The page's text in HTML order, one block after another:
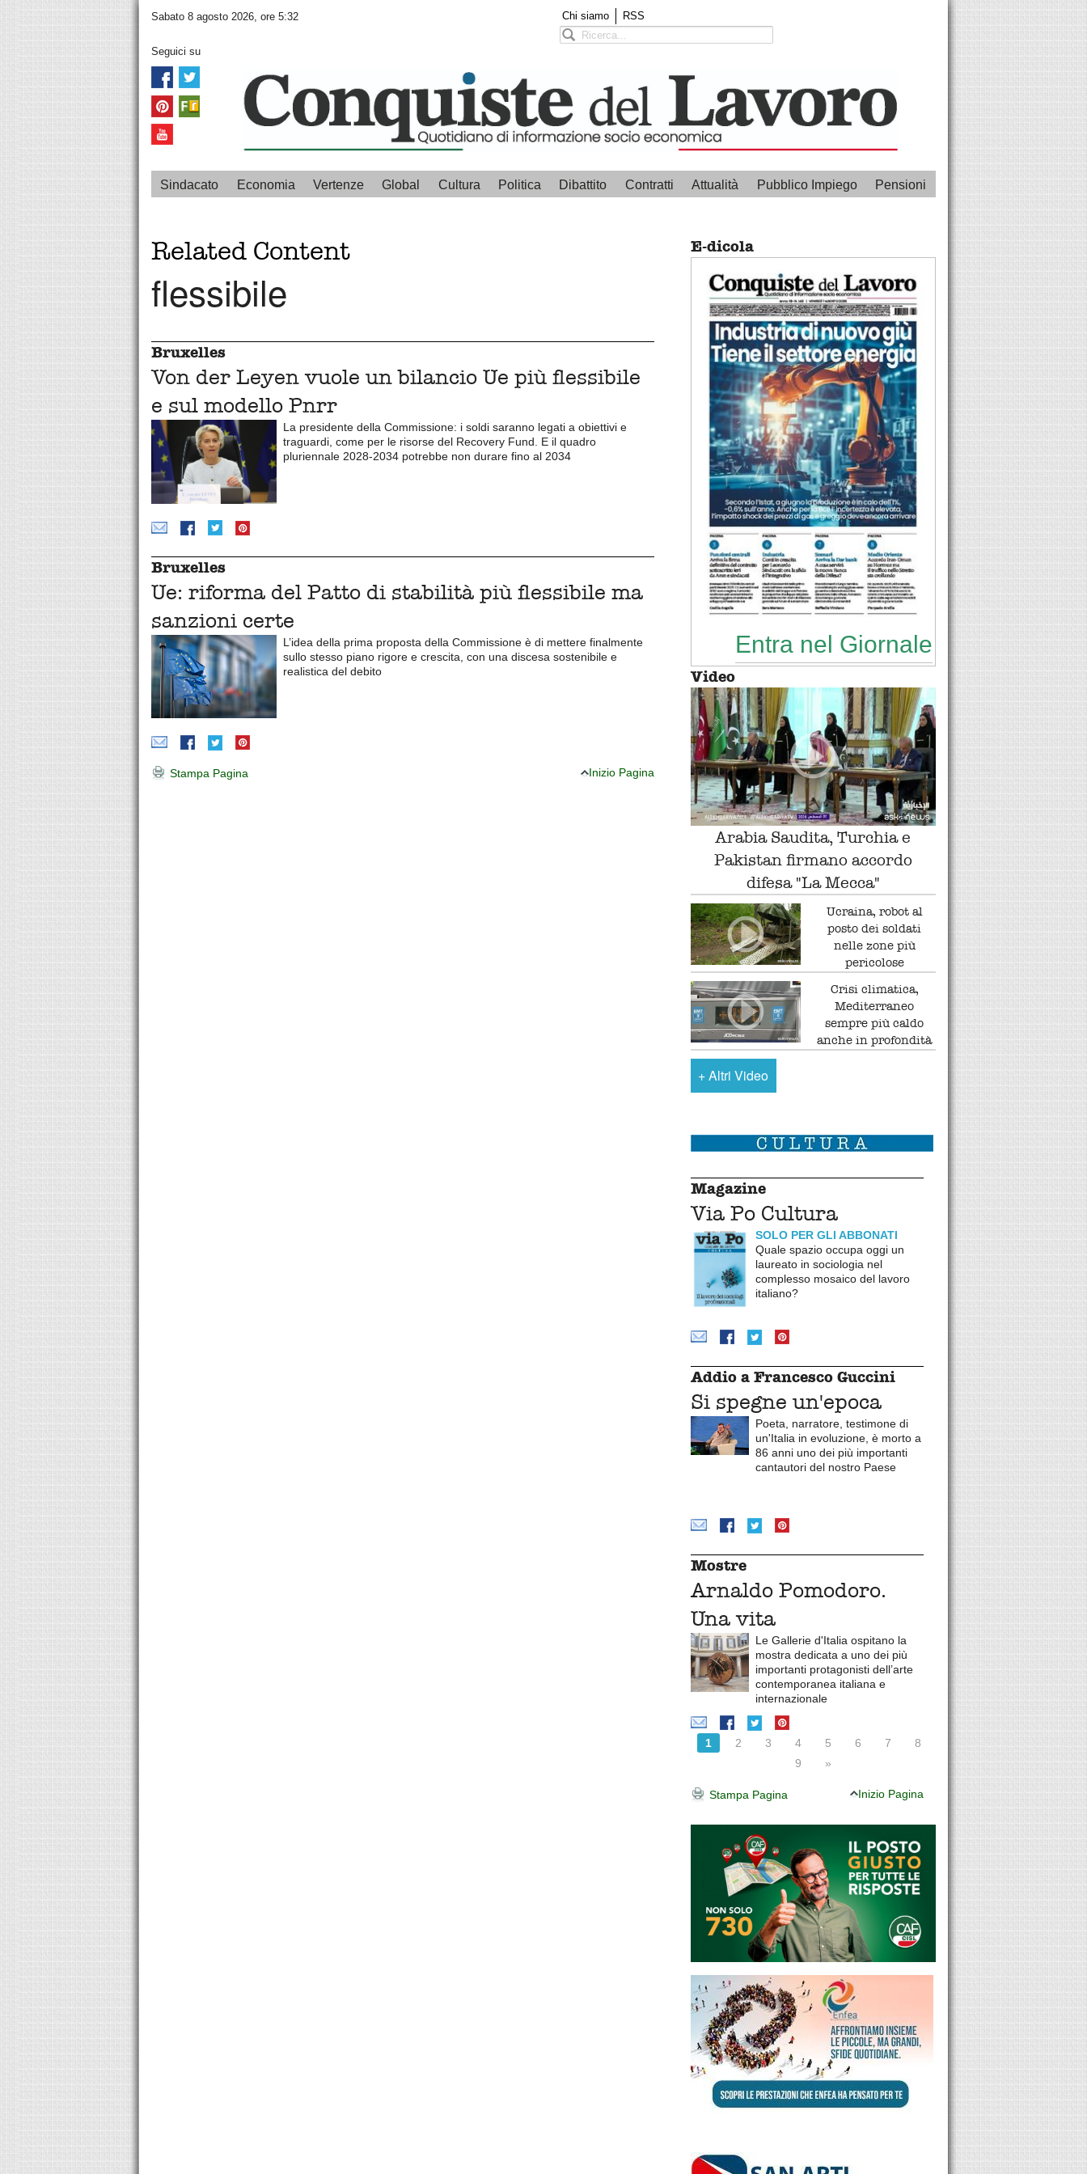
Sabato 8 agosto 2026, ore 5:32 Chi siamo RSS
Seguici su
Sindacato Economia Vertenze Global Cultura Politica Dibattito Contratti Attualità Pubblico Impiego Pensioni
Related Content
flessibile
Bruxelles
Von der Leyen vuole un bilancio Ue più flessibile
e sul modello Pnrr
La presidente della Commissione: i soldi saranno legati a obiettivi e
traguardi, come per le risorse del Recovery Fund. E il quadro
pluriennale 2028-2034 potrebbe non durare fino al 2034
Bruxelles
Ue: riforma del Patto di stabilità più flessibile ma
sanzioni certe
L’idea della prima proposta della Commissione è di mettere finalmente
sullo stesso piano rigore e crescita, con una discesa sostenibile e
realistica del debito
Stampa Pagina Inizio Pagina
E-dicola
Entra nel Giornale
Video
Arabia Saudita, Turchia e
Pakistan firmano accordo
difesa "La Mecca"
Ucraina, robot al
posto dei soldati
nelle zone più
pericolose
Crisi climatica,
Mediterraneo
sempre più caldo
anche in profondità
+Altri Video
Magazine
Via Po Cultura
SOLO PER GLI ABBONATI
Quale spazio occupa oggi un
laureato in sociologia nel
complesso mosaico del lavoro
italiano?
Addio a Francesco Guccini
Si spegne un'epoca
Poeta, narratore, testimone di
un'Italia in evoluzione, è morto a
86 anni uno dei più importanti
cantautori del nostro Paese
Mostre
Arnaldo Pomodoro.
Una vita
Le Gallerie d'Italia ospitano la
mostra dedicata a uno dei più
importanti protagonisti dell’arte
contemporanea italiana e
internazionale
1 2 3 4 5 6 7
8
9
»
Stampa Pagina Inizio Pagina